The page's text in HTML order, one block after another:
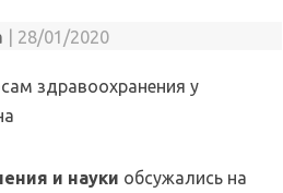
28/01/2020
и науки обсужались на